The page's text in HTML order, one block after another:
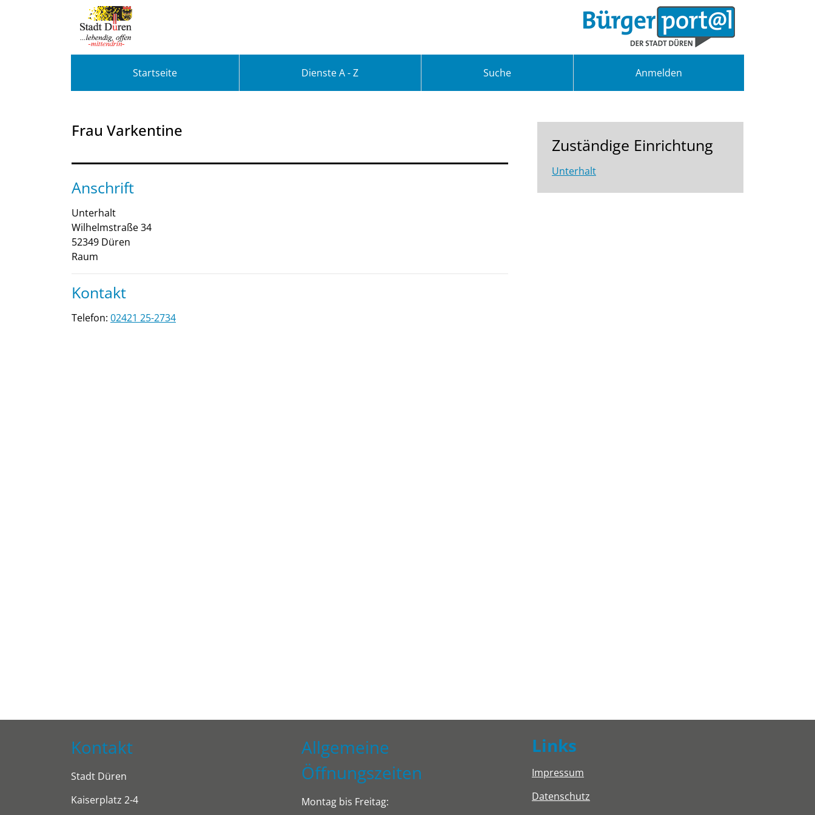
Zum Hauptinhalt springen
Startseite Dienste A - Z Suche Anmelden
Frau Varkentine
Anschrift
Unterhalt
Wilhelmstraße34
52349 Düren
Raum
Kontakt
Telefon: 02421 25-2734
Zuständige Einrichtung
Unterhalt
Kontakt
Stadt Düren
Kaiserplatz 2-4
Allgemeine
Öffnungszeiten
Montag bis Freitag:
Links
Impressum
Datenschutz